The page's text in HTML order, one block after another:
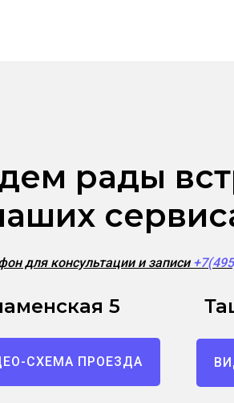
рады
для консультации и записи
5
СХЕМА ПРОЕЗДА